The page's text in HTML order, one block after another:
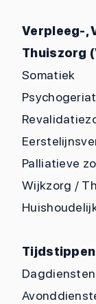
Verpleeg-,
Thuiszorg
Somatiek
Palliatieve
Wijkzorg /
Tijdstippen
Dagdiensten